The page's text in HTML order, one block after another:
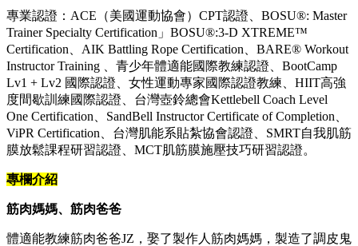
專業認證：ACE（美國運動協會）CPT認證、BOSU®: Master
Trainer Specialty Certification」BOSU®:3-D XTREME™
Certification、AIK Battling Rope Certification、BARE® Workout
Instructor Training 、青少年體適能國際教練認證、BootCamp
Lv1 + Lv2 國際認證、女性運動專家國際認證教練、HIIT高強
度間歇訓練國際認證、台灣壺鈴總會Kettlebell Coach Level
One Certification、SandBell Instructor Certificate of Completion、
ViPR Certification、台灣肌能系貼紮協會認證、SMRT自我肌筋
膜放鬆課程研習認證、MCT肌筋膜施壓技巧研習認證。
專欄介紹
筋肉媽媽、筋肉爸爸
體適能教練筋肉爸爸JZ，娶了製作人筋肉媽媽，製造了調皮鬼